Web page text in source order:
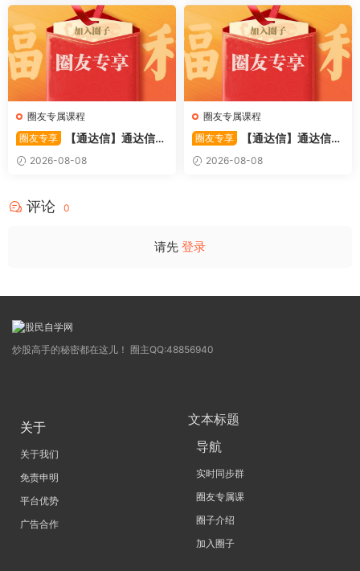
时机 源码
2个视频
圈友专属课程
圈友专享
【通达信】通达信
〖极致主力〗主副图/选股 放
量不算突破，站上压力才算！
2026-08-08
圈友专属课程
圈友专享
【通达信】通达信
〖超强MACD〗副图指标 斐波
那契+三重共振，捕捉买卖
2026-08-08
评论 0
请先 登录
炒股高手的秘密都在这儿！ 圈主QQ:48856940
关于
关于我们
免责申明
平台优势
广告合作
文本标题
导航
实时同步群
圈友专属课
圈子介绍
加入圈子